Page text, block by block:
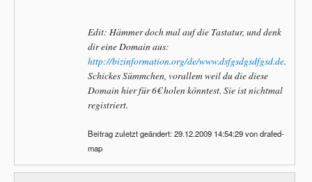
Edit: Hämmer doch mal auf die Tastatur, und denk
dir eine Domain aus:
http://bizinformation.org/de/www.dsfgsdgsdfgsd.de.
Schickes Sümmchen, vorallem weil du die diese
Domain hier für 6€ holen könntest. Sie ist nichtmal
registriert.
Beitrag zuletzt geändert: 29.12.2009 14:54:29 von drafed-
map